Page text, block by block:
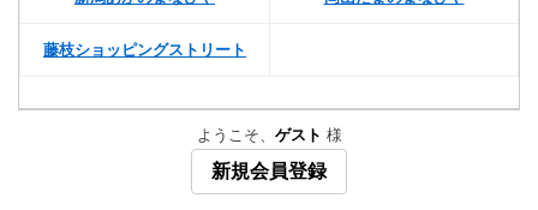
藤枝ショッピングストリート
ようこそ、 ゲスト 様
新規会員登録